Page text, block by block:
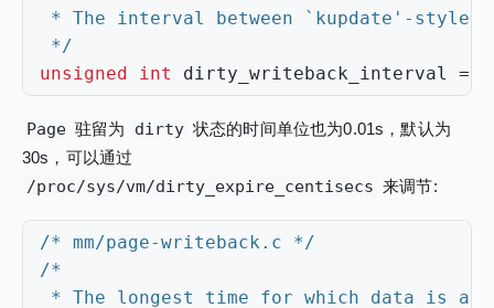
*/
unsigned
int dirty_writeback_interval =
Page 驻留为 dirty 状态的时间单位也为0.01s，默认为
30s，可以通过
/proc/sys/vm/dirty_expire_centisecs 来调节:
/* mm/page-writeback.c */